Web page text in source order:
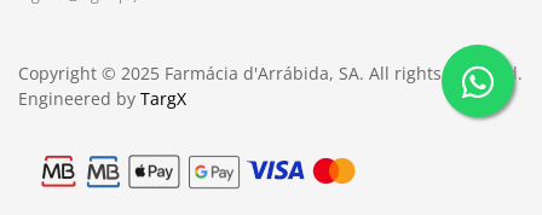
Copyright © 2025 Farmácia d'Arrábida, SA. All rights reserved.
Engineered by TargX